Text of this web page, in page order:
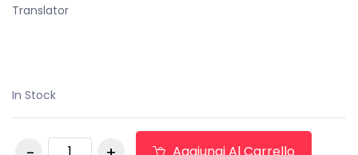
Translator
In Stock
BIELLETTA